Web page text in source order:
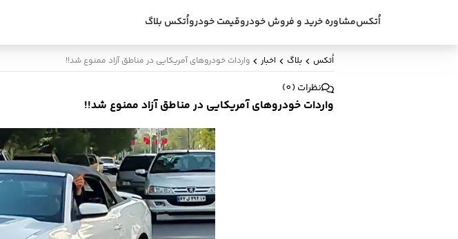
اُتکسمشاوره خرید و فروش خودروقیمت خودرواُتکس بلاگ
اُتکس بلاگ اخبار واردات خودروهای آمریکایی در مناطق آزاد ممنوع شد!!
نظرات (
0
)
واردات خودروهای آمریکایی در مناطق آزاد ممنوع شد!!